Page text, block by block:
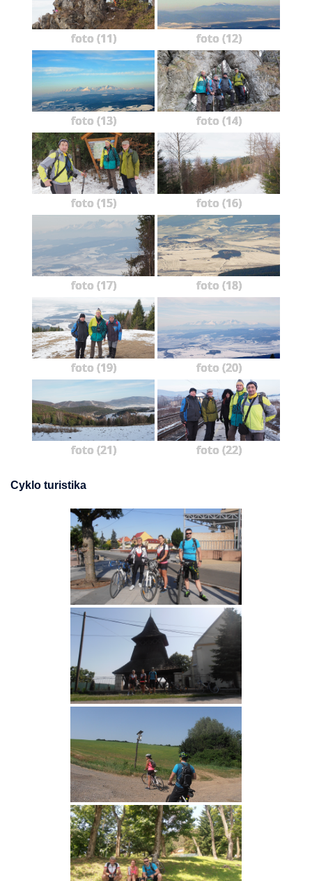
foto (11) foto (12)
foto (13) foto (14)
foto (15) foto (16)
foto (17) foto (18)
foto (19) foto (20)
foto (21) foto (22)
Cyklo turistika